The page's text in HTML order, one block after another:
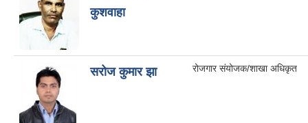
कुशवाहा
सरोज कुमार झा रोजगार संयोजक/शाखा अधिकृत